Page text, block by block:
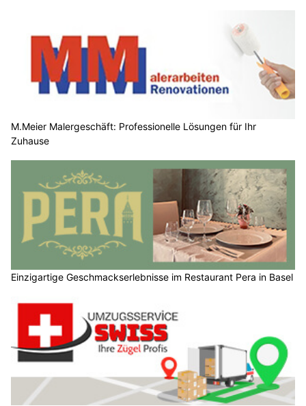
M.Meier Malergeschäft: Professionelle Lösungen für Ihr
Zuhause
Einzigartige Geschmackserlebnisse im Restaurant Pera in Basel